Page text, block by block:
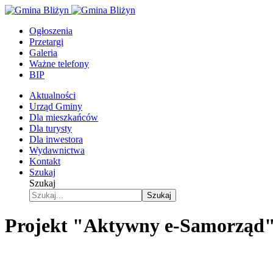
Ogłoszenia
Przetargi
Galeria
Ważne telefony
BIP
Aktualności
Urząd Gminy
Dla mieszkańców
Dla turysty
Dla inwestora
Wydawnictwa
Kontakt
Szukaj
Szukaj
Szukaj
Projekt "Aktywny e-